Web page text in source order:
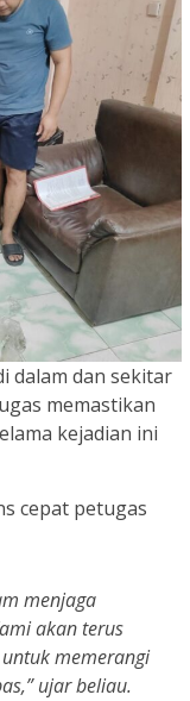
dalam dan sekitar
memastikan
kejadian ini
cepat petugas
menjaga
akan terus
memerangi
ujar beliau.